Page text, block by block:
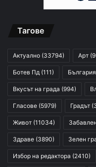
Тагове
Актуално (33794) Арт
Ботев Пд (111) България
Вкусът на града (994)
Гласове (5979) Градът
Живот (11034)
Здраве (3890) Зелен
Избор на редактора (2410)